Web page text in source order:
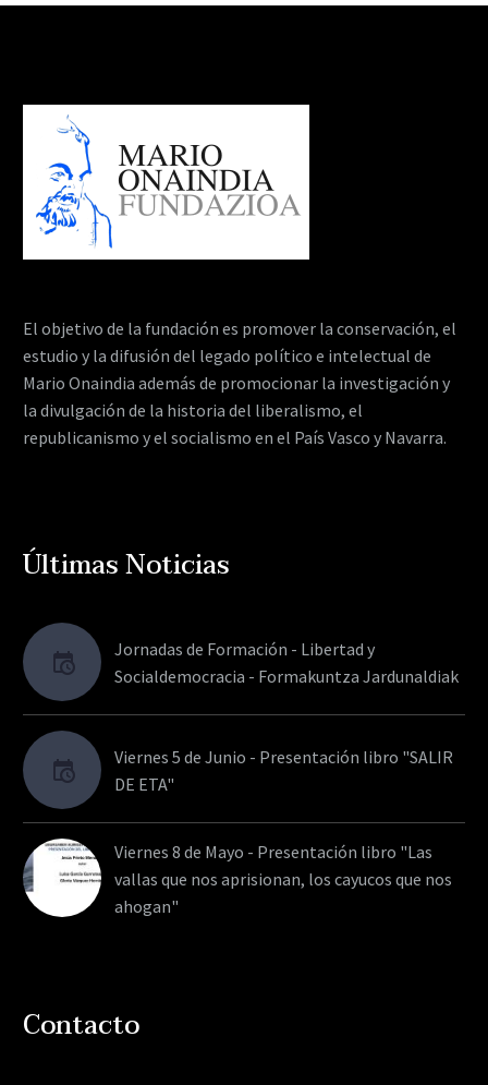
El objetivo de la fundación es promover la conservación, el
estudio y la difusión del legado político e intelectual de
Mario Onaindia además de promocionar la investigación y
la divulgación de la historia del liberalismo, el
republicanismo y el socialismo en el País Vasco y Navarra.
Últimas Noticias
Jornadas de Formación - Libertad y
Socialdemocracia - Formakuntza Jardunaldiak
Viernes 5 de Junio - Presentación libro "SALIR
DE ETA"
Viernes 8 de Mayo - Presentación libro "Las
vallas que nos aprisionan, los cayucos que nos
ahogan"
Contacto